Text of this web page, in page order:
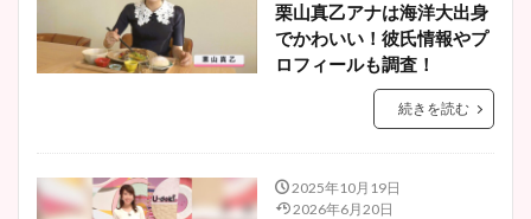
栗山真乙アナは海洋大出身
でかわいい！彼氏情報やプ
ロフィールも調査！
続きを読む
2025年10月19日
2026年6月20日